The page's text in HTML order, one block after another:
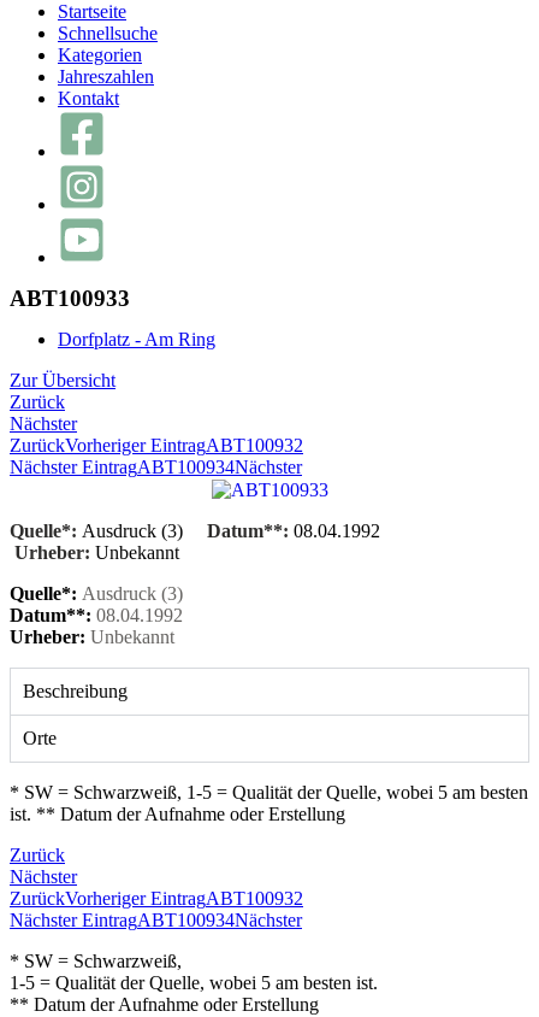
Startseite
Schnellsuche
Kategorien
Jahreszahlen
Kontakt
ABT100933
Dorfplatz - Am Ring
Zur Übersicht
Zurück
Nächster
ZurückVorheriger EintragABT100932
Nächster EintragABT100934Nächster
Quelle*: Ausdruck (3) Datum**: 08.04.1992
Urheber: Unbekannt
Quelle*: Ausdruck (3)
Datum**: 08.04.1992
Urheber: Unbekannt
Beschreibung
Orte
* SW = Schwarzweiß, 1-5 = Qualität der Quelle, wobei 5 am besten
ist. ** Datum der Aufnahme oder Erstellung
Zurück
Nächster
ZurückVorheriger EintragABT100932
Nächster EintragABT100934Nächster
* SW = Schwarzweiß,
1-5 = Qualität der Quelle, wobei 5 am besten ist.
** Datum der Aufnahme oder Erstellung